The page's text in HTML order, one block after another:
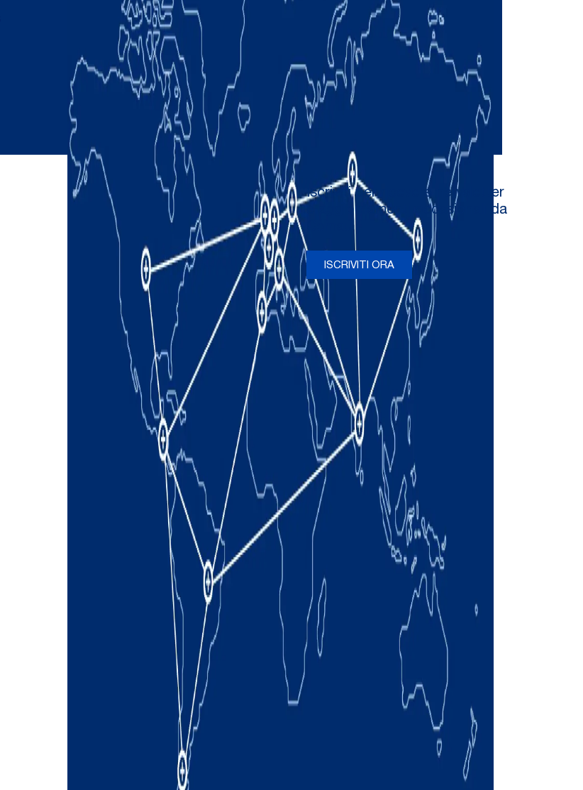
Iscriviti per ricevere newsletter
e aggiornamenti occasionali da
ISCRIVITI ORA